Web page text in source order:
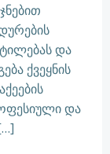
და
ქვეყნის
და